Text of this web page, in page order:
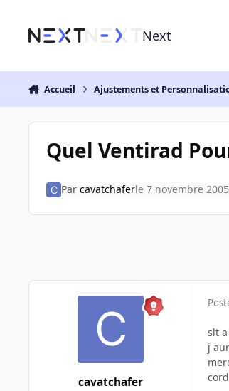
Next
Accueil Ajustements et
Quel Ventirad
Par cavatchaferle 7 novembre 2005
cavatchafer
slt
j